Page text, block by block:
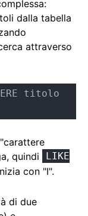
dalla tabella
attraverso
titolo
quindi
LIKE
con "I".
di due